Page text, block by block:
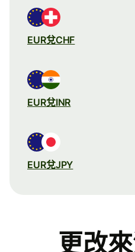
EUR兌CHF
EUR兌INR
EUR兌JPY
更改